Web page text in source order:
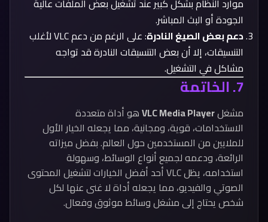
موارد النظام بشكل كبير عند تشغيل بعض الملفات عالية
الجودة أو البث المباشر.
دعم بعض الصيغ النادرة
: على الرغم من دعم VLC لأغلب
التنسيقات، إلا أن بعض التنسيقات النادرة قد تواجه
مشاكل في التشغيل.
7. الخاتمة
مشغلVLC Media Playerهو أداة متعددة
الاستخدامات، قوية، ومجانية، مما يجعله الخيار الأول
للملايين من المستخدمين حول العالم. بفضل ميزاته
الرائعة، ودعمه لجميع أنواع الوسائط، وسهولة
استخدامه، يظل VLC أحد أفضل الخيارات لتشغيل المحتوى
الصوتي والفيديو، مما يجعله أداة لا غنى عنها لكل
شخص يحتاج إلى مشغل وسائط موثوق وفعال.